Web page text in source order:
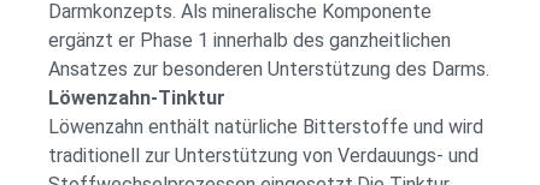
Darmkonzepts. Als mineralische Komponente
ergänzt er Phase 1 innerhalb des ganzheitlichen
Ansatzes zur besonderen Unterstützung des Darms.
Löwenzahn-Tinktur
Löwenzahn enthält natürliche Bitterstoffe und wird
traditionell zur Unterstützung von Verdauungs- und